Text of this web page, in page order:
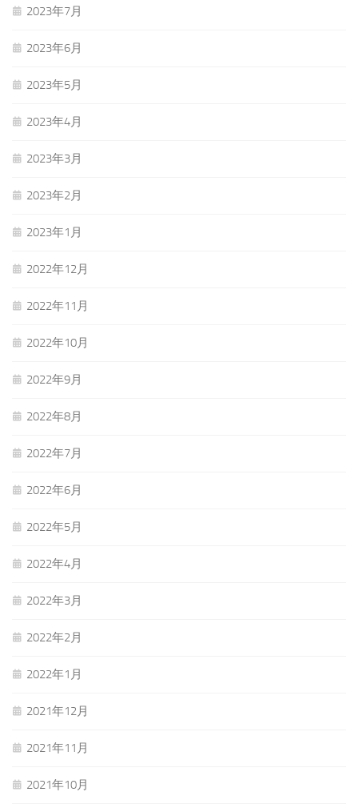
2023年7月
2023年6月
2023年5月
2023年4月
2023年3月
2023年2月
2023年1月
2022年12月
2022年11月
2022年10月
2022年9月
2022年8月
2022年7月
2022年6月
2022年5月
2022年4月
2022年3月
2022年2月
2022年1月
2021年12月
2021年11月
2021年10月